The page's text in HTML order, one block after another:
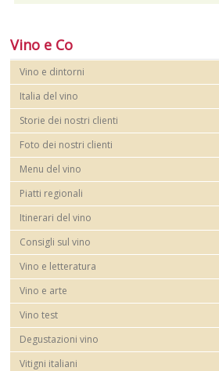
Vino e Co
Vino e dintorni
Italia del vino
Storie dei nostri clienti
Foto dei nostri clienti
Menu del vino
Piatti regionali
Itinerari del vino
Consigli sul vino
Vino e letteratura
Vino e arte
Vino test
Degustazioni vino
Vitigni italiani